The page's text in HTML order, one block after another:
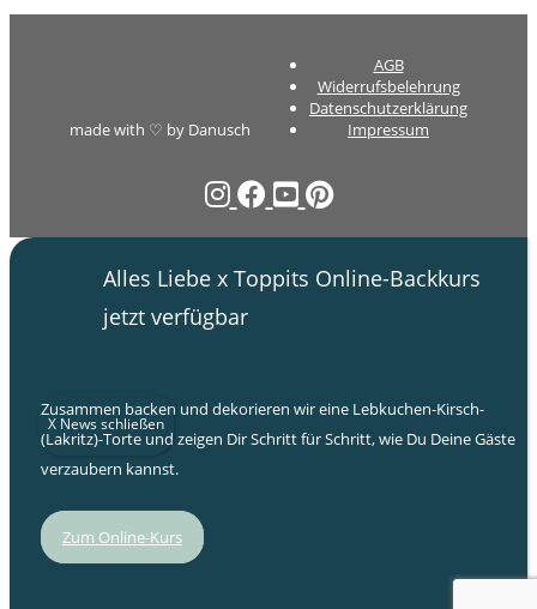
made with ♡ by Danusch
AGB
Widerrufsbelehrung
Datenschutzerklärung
Impressum
Alles Liebe x Toppits Online-Backkurs
jetzt verfügbar
Zusammen backen und dekorieren wir eine Lebkuchen-Kirsch-
(Lakritz)-Torte und zeigen Dir Schritt für Schritt, wie Du Deine Gäste
verzaubern kannst.
Zum Online-Kurs
X News schließen